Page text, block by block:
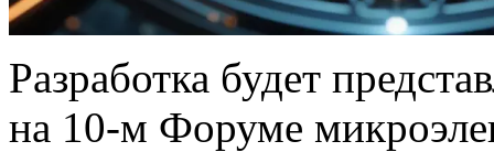
Разработка будет
на 10-м Форуме